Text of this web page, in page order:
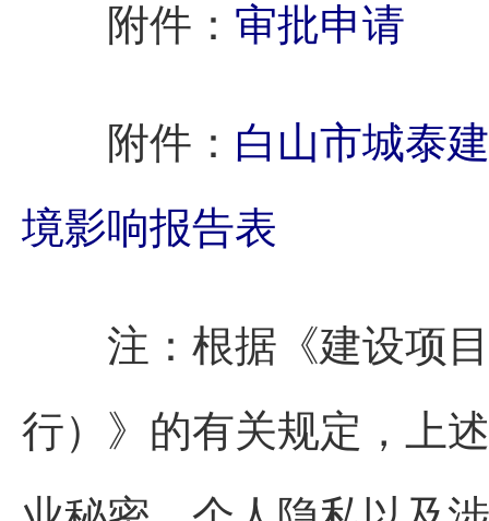
附件： 审批申请
附件： 白山市城泰
境影响报告表
注：根据《建设项目
行）》的有关规定，上